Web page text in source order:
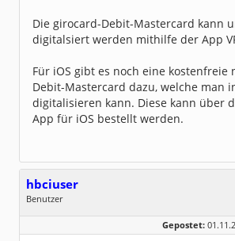
Die girocard-Debit-Mastercard kann
digitalsiert werden mithilfe der App
Für iOS gibt es noch eine kostenfreie
Debit-Mastercard dazu, welche man
digitalisieren kann. Diese kann über
App für iOS bestellt werden.
hbciuser
Benutzer
Geschlecht:
keine Angabe
Dabei seit:
10 / 2017
Gepostet: